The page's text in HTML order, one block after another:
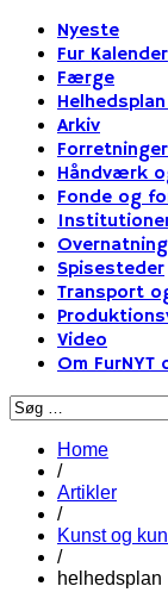
Nyeste
Fur Kalender
Færge
Arkiv
Håndværk
Fonde og
Overnatning
Spisesteder
Transport
Video
Om FurNYT
Home
/
Artikler
/
Kunst og
/
helhedsplan